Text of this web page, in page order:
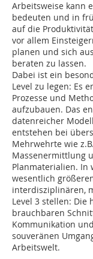
Arbeitsweise kann
bedeuten und in
auf die
vor allem
planen und sich
beraten zu lassen.
Dabei ist ein
Level zu legen: Es
Prozesse und
aufzubauen. Das
datenreicher
entstehen bei
Mehrwehrte wie
Massenermittlung
Planmaterialien. In
wesentlich
interdisziplinären,
Level 3 stellen: Die
brauchbaren
Kommunikation
souveränen
Arbeitswelt.